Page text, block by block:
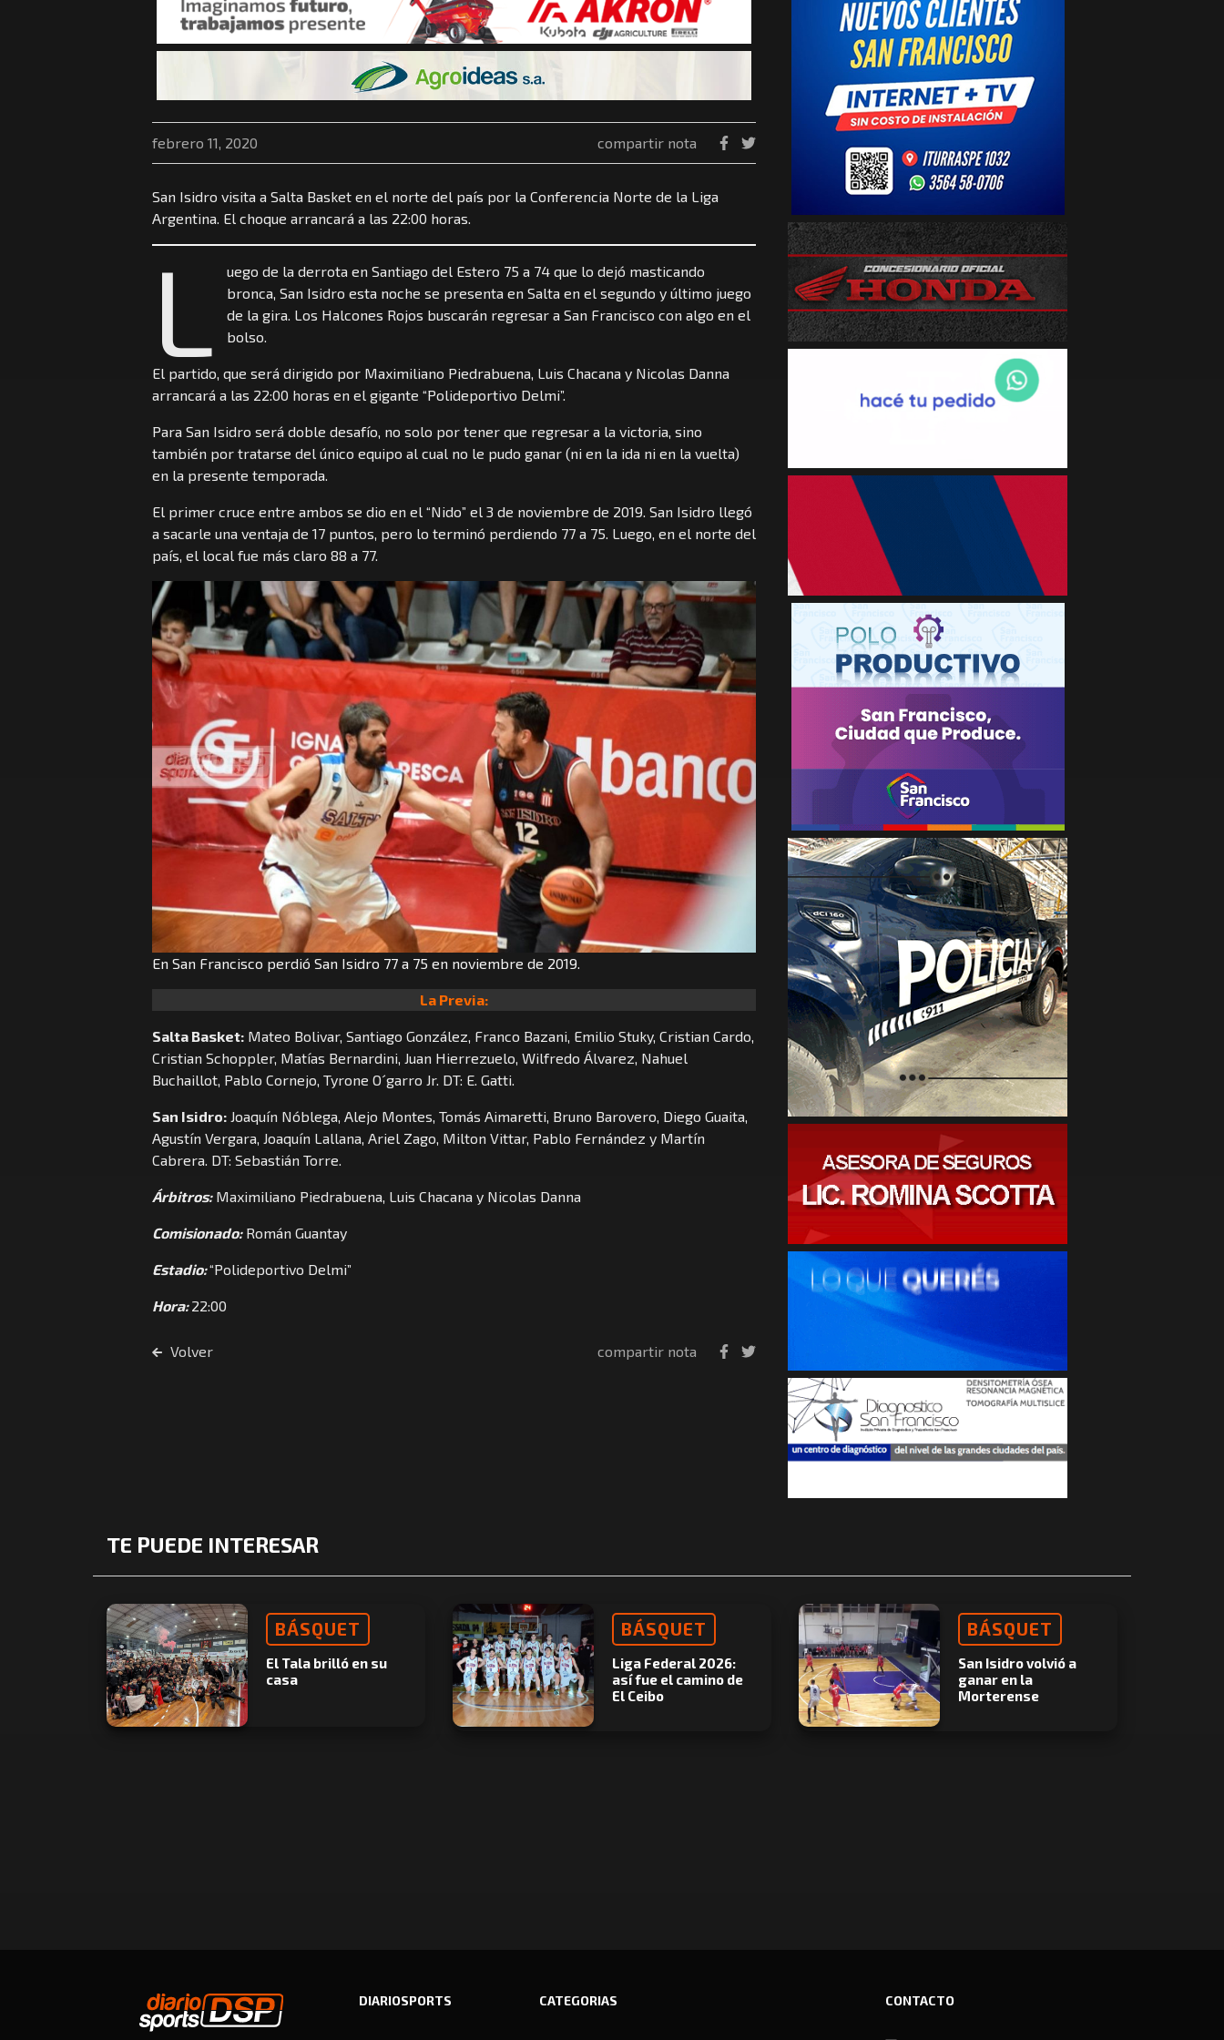
febrero 11, 2020 compartir nota
San Isidro visita a Salta Basket en el norte del país por la Conferencia Norte de la Liga
Argentina. El choque arrancará a las 22:00 horas.
L
uego de la derrota en Santiago del Estero 75 a 74 que lo dejó masticando
bronca, San Isidro esta noche se presenta en Salta en el segundo y último juego
de la gira. Los Halcones Rojos buscarán regresar a San Francisco con algo en el
bolso.
El partido, que será dirigido por Maximiliano Piedrabuena, Luis Chacana y Nicolas Danna
arrancará a las 22:00 horas en el gigante “Polideportivo Delmi”.
Para San Isidro será doble desafío, no solo por tener que regresar a la victoria, sino
también por tratarse del único equipo al cual no le pudo ganar (ni en la ida ni en la vuelta)
en la presente temporada.
El primer cruce entre ambos se dio en el “Nido” el 3 de noviembre de 2019. San Isidro llegó
a sacarle una ventaja de 17 puntos, pero lo terminó perdiendo 77 a 75. Luego, en el norte del
país, el local fue más claro 88 a 77.
En San Francisco perdió San Isidro 77 a 75 en noviembre de 2019.
La Previa:
Salta Basket: Mateo Bolivar, Santiago González, Franco Bazani, Emilio Stuky, Cristian Cardo,
Cristian Schoppler, Matías Bernardini, Juan Hierrezuelo, Wilfredo Álvarez, Nahuel
Buchaillot, Pablo Cornejo, Tyrone O´garro Jr. DT: E. Gatti.
San Isidro: Joaquín Nóblega, Alejo Montes, Tomás Aimaretti, Bruno Barovero, Diego Guaita,
Agustín Vergara, Joaquín Lallana, Ariel Zago, Milton Vittar, Pablo Fernández y Martín
Cabrera. DT: Sebastián Torre.
Árbitros:Maximiliano Piedrabuena, Luis Chacana y Nicolas Danna
Comisionado:Román Guantay
Estadio:“Polideportivo Delmi”
Hora:22:00
Volver compartir nota
TE PUEDE INTERESAR
BÁSQUET
El Tala brilló en su
casa
BÁSQUET
Liga Federal 2026:
así fue el camino de
El Ceibo
BÁSQUET
San Isidro volvió a
ganar en la
Morterense
DIARIOSPORTS CATEGORIAS CONTACTO